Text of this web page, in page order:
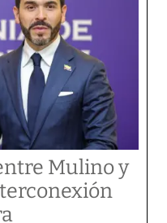
Mulino y